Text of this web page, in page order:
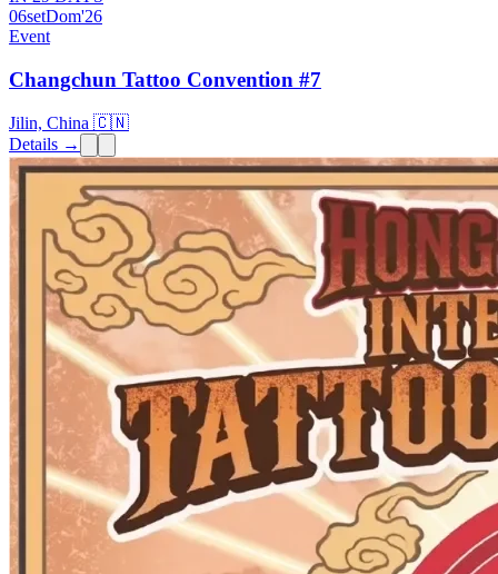
06setDom'26
Event
Changchun Tattoo Convention #7
Jilin, China 🇨🇳
Details →